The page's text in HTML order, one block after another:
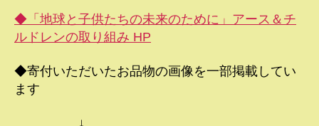
◆「地球と子供たちの未来のために」アース＆チ
ルドレンの取り組み HP
◆寄付いただいたお品物の画像を一部掲載してい
ます
↓